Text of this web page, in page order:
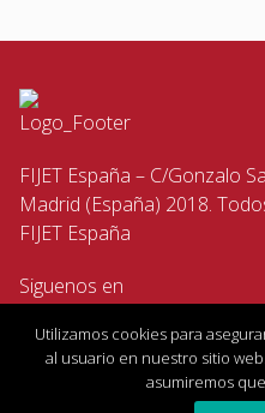
FIJET España – C/Gonzalo
Madrid (España) 2018.
FIJET España
Siguenos en
Utilizamos cookies para
al usuario en nuestro sitio
asumiremos